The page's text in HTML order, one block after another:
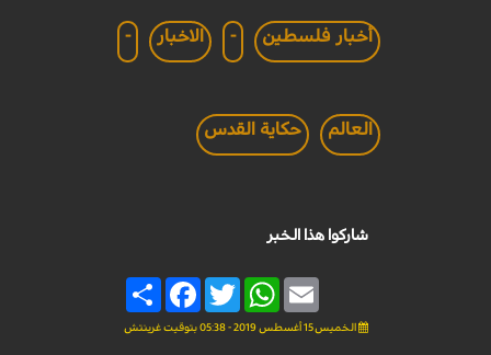
أخبار فلسطين - الاخبار -
العالم حكاية القدس
شاركوا هذا الخبر
Share
FacebookTwitter
WhatsAppEmail
الخميس 15 أغسطس 2019 - 05:38 بتوقيت غرينتش